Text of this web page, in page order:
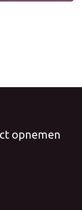
opnemen